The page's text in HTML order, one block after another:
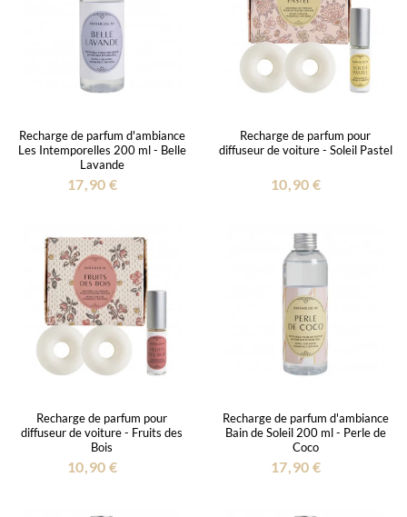
Recharge de parfum d'ambiance
Les Intemporelles 200 ml - Belle
Lavande
17,90 €
Recharge de parfum pour
diffuseur de voiture - Soleil Pastel
10,90 €
Recharge de parfum pour
diffuseur de voiture - Fruits des
Bois
10,90 €
Recharge de parfum d'ambiance
Bain de Soleil 200 ml - Perle de
Coco
17,90 €